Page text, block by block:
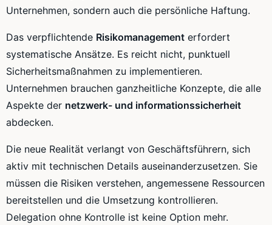
Unternehmen, sondern auch die persönliche Haftung.
Das verpflichtende Risikomanagement erfordert
systematische Ansätze. Es reicht nicht, punktuell
Sicherheitsmaßnahmen zu implementieren.
Unternehmen brauchen ganzheitliche Konzepte, die alle
Aspekte der netzwerk- und informationssicherheit
abdecken.
Die neue Realität verlangt von Geschäftsführern, sich
aktiv mit technischen Details auseinanderzusetzen. Sie
müssen die Risiken verstehen, angemessene Ressourcen
bereitstellen und die Umsetzung kontrollieren.
Delegation ohne Kontrolle ist keine Option mehr.